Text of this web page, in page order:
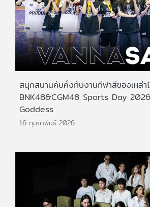
สนุกสนานคับคั่งกับงานกีฬาสีของเหล่า
BNK48&CGM48 Sports Day
Goddess
16 กุมภาพันธ์ 2026